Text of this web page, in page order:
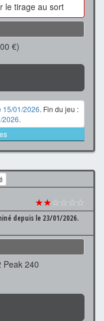
le tirage au sort
€)
15/01/2026. Fin du jeu :
2026.
★★☆☆☆☆
depuis le 23/01/2026.
Peak 240